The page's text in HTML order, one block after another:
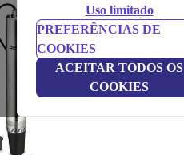
Uso limitado
PREFERÊNCIAS DE
COOKIES
ACEITAR TODOS OS
COOKIES